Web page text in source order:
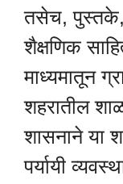
तसेच,
शैक्षणिक
माध्यमातून
शहरातील
शासनाने या
पर्यायी